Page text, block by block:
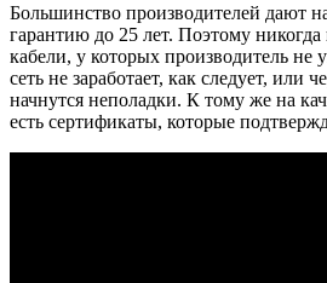
Большинство производителей дают
гарантию до 25 лет. Поэтому никогда
кабели, у которых производитель не
сеть не заработает, как следует, или
начнутся неполадки. К тому же на
есть сертификаты, которые